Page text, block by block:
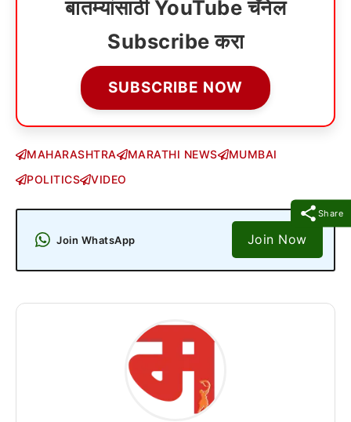
Share
बातम्यांसाठी YouTube चॅनेल
Subscribe करा
SUBSCRIBE NOW
MAHARASHTRA MARATHI NEWS
MUMBAI
POLITICS
VIDEO
Join WhatsApp Join Now